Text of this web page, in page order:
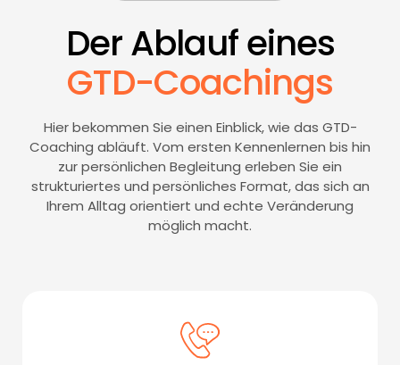
Der Ablauf eines
GTD-Coachings
Hier bekommen Sie einen Einblick, wie das GTD-
Coaching abläuft. Vom ersten Kennenlernen bis hin
zur persönlichen Begleitung erleben Sie ein
strukturiertes und persönliches Format, das sich an
Ihrem Alltag orientiert und echte Veränderung
möglich macht.